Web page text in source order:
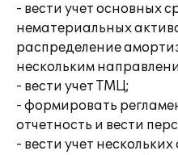
- вести учет основных
нематериальных
распределение
нескольким
- вести учет ТМЦ;
- формировать
отчетность и вести
- вести учет